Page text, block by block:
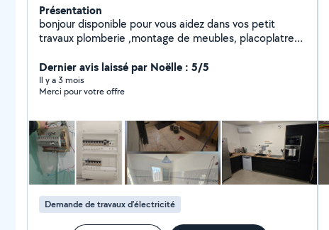
Présentation
bonjour disponible pour vous aidez dans vos petit
travaux plomberie ,montage de meubles, placoplatre
stratifié ou pvc débouchage de canalisations
,électricité a votre service cordialement
Dernier avis laissé par Noëlle : 5/5
Il y a 3 mois
Merci pour votre offre
Demande de travaux d’électricité